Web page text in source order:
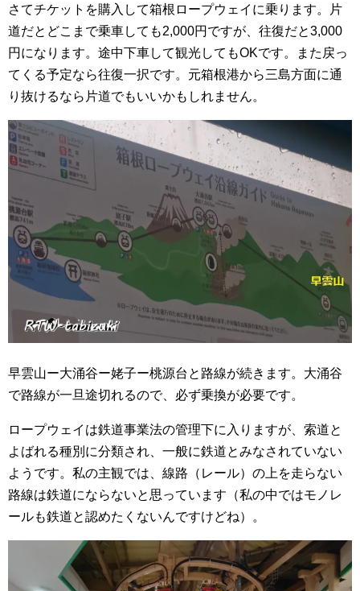
さてチケットを購入して箱根ロープウェイに乗ります。片
道だとどこまで乗車しても2,000円ですが、往復だと3,000
円になります。途中下車して観光してもOKです。また戻っ
てくる予定なら往復一択です。元箱根港から三島方面に通
り抜けるなら片道でもいいかもしれません。
早雲山ー大涌谷ー姥子ー桃源台と路線が続きます。大涌谷
で路線が一旦途切れるので、必ず乗換が必要です。
ロープウェイは鉄道事業法の管理下に入りますが、索道と
よばれる種別に分類され、一般に鉄道とみなされていない
ようです。 私の主観では、線路（レール）の上を走らない
路線は鉄道にならないと思っています（私の中ではモノレ
ールも鉄道と認めたくないんですけどね）。